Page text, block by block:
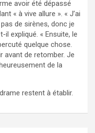
avoir été dépassé
« à vive allure ». « J’ai
de sirènes, donc je
il expliqué. « Ensuite, le
quelque chose.
avant de retomber. Je
de la
restent à établir.